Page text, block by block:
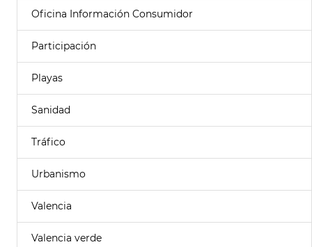
Oficina Información Consumidor
Participación
Playas
Sanidad
Tráfico
Urbanismo
Valencia
Valencia verde